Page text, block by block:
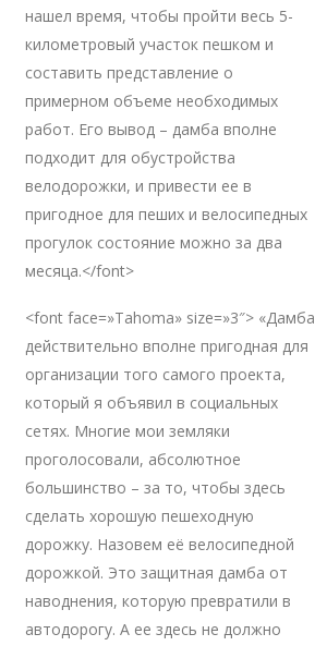
нашел время, чтобы пройти весь 5-
километровый участок пешком и
составить представление о
примерном объеме необходимых
работ. Его вывод – дамба вполне
подходит для обустройства
велодорожки, и привести ее в
пригодное для пеших и велосипедных
прогулок состояние можно за два
месяца.</font>
<font face=»Tahoma» size=»3″> «Дамба
действительно вполне пригодная для
организации того самого проекта,
который я объявил в социальных
сетях. Многие мои земляки
проголосовали, абсолютное
большинство – за то, чтобы здесь
сделать хорошую пешеходную
дорожку. Назовем её велосипедной
дорожкой. Это защитная дамба от
наводнения, которую превратили в
автодорогу. А ее здесь не должно